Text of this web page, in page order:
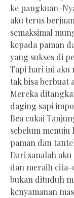
ke pangkuan-
aku terus
semaksimal
kepada paman
yang sukses di
Tapi hari ini aku
tak bisa berbuat
Mereka
daging sapi
Bea cukai
sebelum menuju
paman dan
Dari sanalah
dan meraih cita-
bukan dituduh
kenyamanan